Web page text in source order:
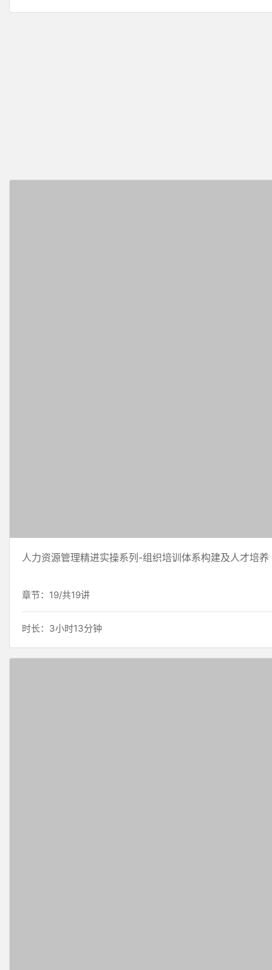
人力资源管理精进实操系列-组织培训体系构建及人才培养
章节：19/共19讲
时长：3小时13分钟